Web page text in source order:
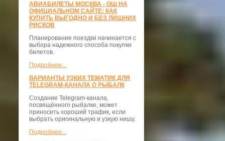
АВИАБИЛЕТЫ МОСКВА - ОШ НА
ОФИЦИАЛЬНОМ САЙТЕ: КАК
КУПИТЬ ВЫГОДНО И БЕЗ ЛИШНИХ
РИСКОВ
Планирование поездки начинается с
выбора надежного способа покупки
билетов.
Подробнее...
ВАРИАНТЫ УЗКИХ ТЕМАТИК ДЛЯ
TELEGRAM-КАНАЛА О РЫБАЛК
Создание Telegram-канала,
посвящённого рыбалке, может
приносить хороший трафик, если
выбрать оригинальную и узкую нишу.
Подробнее...